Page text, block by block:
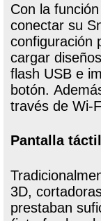
Con la
conectar su
configuración
cargar
flash USB e
botón.
través de Wi-
Pantalla
3D,
prestaban